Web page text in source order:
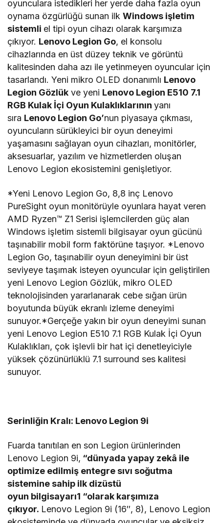
oyunculara istedikleri her yerde daha fazla oyun
oynama özgürlüğü sunan ilkWindows işletim
sistemli el tipi oyun cihazı olarak karşımıza
çıkıyor. Lenovo Legion Go, el konsolu
cihazlarında en üst düzey teknik ve görüntü
kalitesinden daha azı ile yetinmeyen oyuncular için
tasarlandı. Yeni mikro OLED donanımlı Lenovo
Legion Gözlük ve yeni Lenovo Legion E510 7.1
RGB Kulak İçi Oyun Kulaklıklarınınyanı
sıra Lenovo Legion Go’nun piyasaya çıkması,
oyuncuların sürükleyici bir oyun deneyimi
yaşamasını sağlayan oyun cihazları, monitörler,
aksesuarlar, yazılım ve hizmetlerden oluşan
Lenovo Legion ekosistemini genişletiyor.
*Yeni Lenovo Legion Go, 8,8 inç Lenovo
PureSight oyun monitörüyle oyunlara hayat veren
AMD Ryzen™ Z1 Serisi işlemcilerden güç alan
Windows işletim sistemli bilgisayar oyun gücünü
taşınabilir mobil form faktörüne taşıyor. *Lenovo
Legion Go, taşınabilir oyun deneyimini bir üst
seviyeye taşımak isteyen oyuncular için geliştirilen
yeni Lenovo Legion Gözlük, mikro OLED
teknolojisinden yararlanarak cebe sığan ürün
boyutunda büyük ekranlı izleme deneyimi
sunuyor.*Gerçeğe yakın bir oyun deneyimi sunan
yeni Lenovo Legion E510 7.1 RGB Kulak İçi Oyun
Kulaklıkları, çok işlevli bir hat içi denetleyiciyle
yüksek çözünürlüklü 7.1 surround ses kalitesi
sunuyor.
Serinliğin Kralı: Lenovo Legion 9i
Fuarda tanıtılan en son Legion ürünlerinden
Lenovo Legion 9i, “dünyada yapay zekâ ile
optimize edilmiş entegre sıvı soğutma
sistemine sahip ilk dizüstü
oyun bilgisayarı1 “olarak karşımıza
çıkıyor. Lenovo Legion 9i (16″, 8), Lenovo Legion